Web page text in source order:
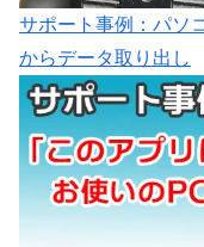
サポート事例：パソ
からデータ取り出し